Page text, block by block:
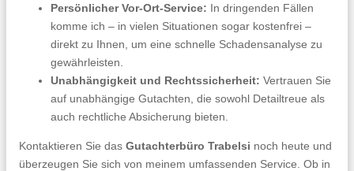
Persönlicher Vor-Ort-Service: In dringenden Fällen
komme ich – in vielen Situationen sogar kostenfrei –
direkt zu Ihnen, um eine schnelle Schadensanalyse zu
gewährleisten.
Unabhängigkeit und Rechtssicherheit: Vertrauen Sie
auf unabhängige Gutachten, die sowohl Detailtreue als
auch rechtliche Absicherung bieten.
Kontaktieren Sie das Gutachterbüro Trabelsi noch heute und
überzeugen Sie sich von meinem umfassenden Service. Ob in